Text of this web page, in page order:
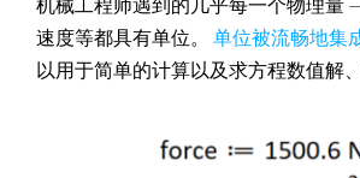
速度等都具有单位。 单位被流畅地集
以用于简单的计算以及求方程数值解